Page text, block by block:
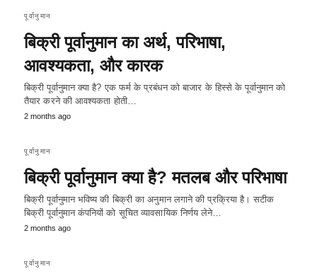
पूर्वानुमान
बिक्री पूर्वानुमान का अर्थ, परिभाषा,
आवश्यकता, और कारक
बिक्री पूर्वानुमान क्या है? एक फर्म के प्रबंधन को बाजार के हिस्से के पूर्वानुमान को
तैयार करने की आवश्यकता होती…
2 months ago
पूर्वानुमान
बिक्री पूर्वानुमान क्या है? मतलब और परिभाषा
बिक्री पूर्वानुमान भविष्य की बिक्री का अनुमान लगाने की प्रक्रिया है। सटीक
बिक्री पूर्वानुमान कंपनियों को सूचित व्यावसायिक निर्णय लेने…
2 months ago
पूर्वानुमान